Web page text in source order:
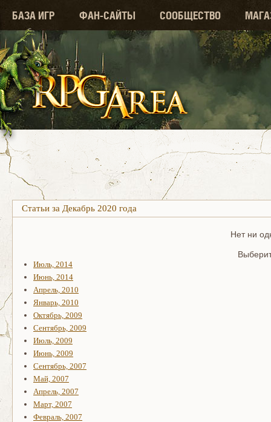
БАЗА ИГР ФАН-САЙТЫ СООБЩЕСТВО
Статьи за Декабрь 2020 года
Нет ни
Июль, 2014
Июнь, 2014
Апрель, 2010
Январь, 2010
Октябрь, 2009
Сентябрь, 2009
Июль, 2009
Июнь, 2009
Сентябрь, 2007
Май, 2007
Апрель, 2007
Март, 2007
Февраль, 2007